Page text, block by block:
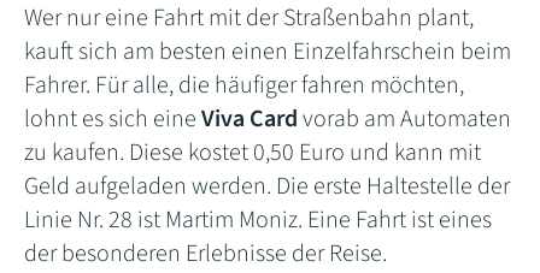
Wer nur eine Fahrt mit der Straßenbahn plant,
kauft sich am besten einen Einzelfahrschein beim
Fahrer. Für alle, die häufiger fahren möchten,
lohnt es sich eineViva Cardvorab am Automaten
zu kaufen. Diese kostet 0,50 Euro und kann mit
Geld aufgeladen werden. Die erste Haltestelle der
Linie Nr. 28 ist Martim Moniz. Eine Fahrt ist eines
der besonderen Erlebnisse der Reise.